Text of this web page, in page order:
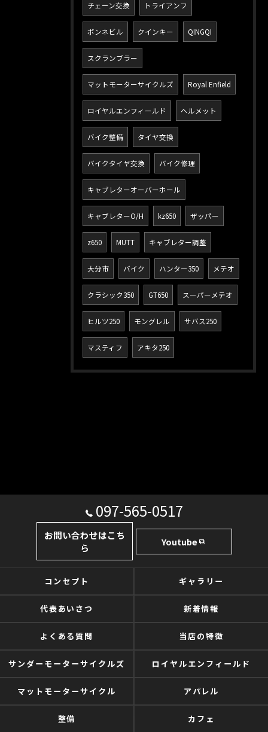
チェーン交換 トライアンフ
ボンネビル クインキー QINGQI
スクランブラー
マットモーターサイクルズ Royal Enfield
ロイヤルエンフィールド ヘルメット
バイク整備 タイヤ交換
バイクタイヤ交換 バイク修理
キャブレターオーバーホール
キャブレターO/H kz650 ザッパー
z650 MUTT キャブレター調整
大分市 バイク ハンター350 メテオ
クラシック350 GT650 スーパーメテオ
ヒルツ250 モングレル サバス250
マスティフ アキタ250
097-565-0517
お問い合わせはこち
ら
Youtube
コンセプト ギャラリー
代表あいさつ 新着情報
よくある質問 当店の特徴
サンダーモーターサイクルズ ロイヤルエンフィールド
マットモーターサイクル アパレル
整備 カフェ